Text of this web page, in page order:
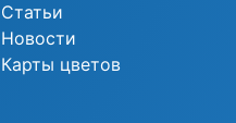
Статьи
Новости
Карты цветов